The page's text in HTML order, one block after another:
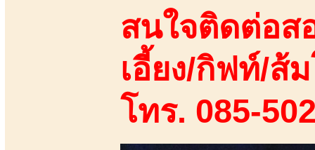
สนใจติดต่อส
เอี้ยง/กิฟท์/ส้
โทร. 085-